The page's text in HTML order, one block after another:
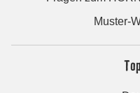
Muster-